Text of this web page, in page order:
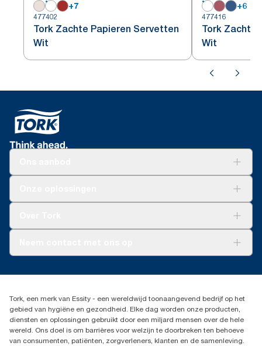
+7
477402
Tork Zachte Papieren Servetten
Wit
+6
477416
Tork Zachte
Wit
Productklacht
Dispenserklacht
030 - 698 46 66
Essity Netherlands B.V.
Arnhemse Bovenweg 120
3708 AH ZEIST
Nederland
Tork, een merk van Essity - een wereldwijd toonaangevend bedrijf op het
gebied van hygiëne en gezondheid. Elke dag worden onze producten,
diensten en oplossingen gebruikt door een miljard mensen over de hele
wereld. Ons doel is om barrières voor welzijn te doorbreken ten behoeve
van consumenten, patiënten, zorgverleners, klanten en de samenleving.